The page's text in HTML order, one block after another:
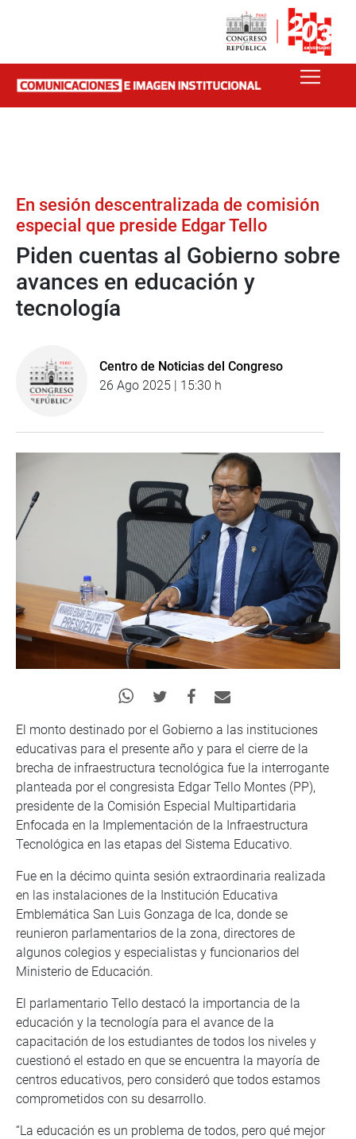
En sesión descentralizada de comisión
especial que preside Edgar Tello
Piden cuentas al Gobierno sobre
avances en educación y
tecnología
Centro de Noticias del Congreso
26 Ago 2025 | 15:30 h
El monto destinado por el Gobierno a las instituciones
educativas para el presente año y para el cierre de la
brecha de infraestructura tecnológica fue la interrogante
planteada por el congresista Edgar Tello Montes (PP),
presidente de la Comisión Especial Multipartidaria
Enfocada en la Implementación de la Infraestructura
Tecnológica en las etapas del Sistema Educativo.
Fue en la décimo quinta sesión extraordinaria realizada
en las instalaciones de la Institución Educativa
Emblemática San Luis Gonzaga de Ica, donde se
reunieron parlamentarios de la zona, directores de
algunos colegios y especialistas y funcionarios del
Ministerio de Educación.
El parlamentario Tello destacó la importancia de la
educación y la tecnología para el avance de la
capacitación de los estudiantes de todos los niveles y
cuestionó el estado en que se encuentra la mayoría de
centros educativos, pero consideró que todos estamos
comprometidos con su desarrollo.
“La educación es un problema de todos, pero qué mejor